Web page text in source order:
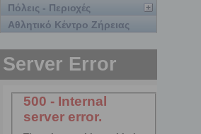
Πόλεις - Περιοχές
Αθλητικό Κέντρο Ζήρειας